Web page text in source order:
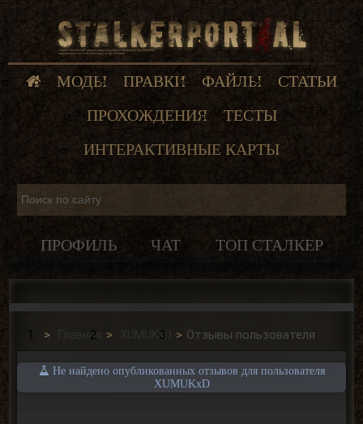
МОДЫ ПРАВКИ ФАЙЛЫ
СТАТЬИ
ПРОХОЖДЕНИЯ
ТЕСТЫ
ИНТЕРАКТИВНЫЕ КАРТЫ
ПРОФИЛЬ ЧАТ ТОП СТАЛКЕР
Главная XUMUKxD Отзывы пользователя
Не найдено опубликованных отзывов для пользователя
XUMUKxD